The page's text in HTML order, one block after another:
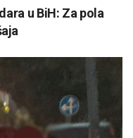
u BiH: Za pola